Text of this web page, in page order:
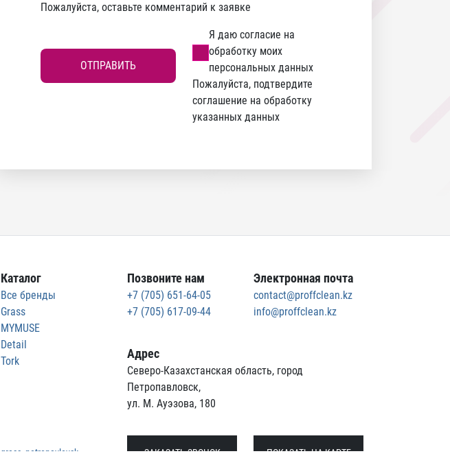
Пожалуйста, оставьте комментарий к заявке
ОТПРАВИТЬ
Я даю согласие на
обработку моих
персональных данных
Пожалуйста, подтвердите
соглашение на обработку
указанных данных
Каталог
Все бренды
Grass
MYMUSE
Detail
Tork
grass_petropavlovsk
Позвоните нам
+7 (705) 651-64-05
+7 (705) 617-09-44
Электронная почта
contact@proffclean.kz
info@proffclean.kz
Адрес
Северо-Казахстанская область, город
Петропавловск,
ул. М. Ауэзова, 180
ЗАКАЗАТЬ ЗВОНОК ПОКАЗАТЬ НА КАРТЕ